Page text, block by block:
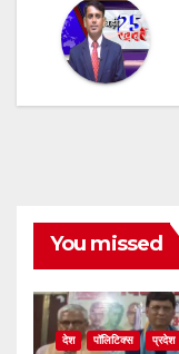
You missed
देश पॉलिटिक्स प्रदेश